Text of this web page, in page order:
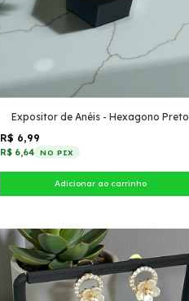
Expositor de Anéis - Hexagono Preto
R$ 6,99
R$ 6,64 NO PIX